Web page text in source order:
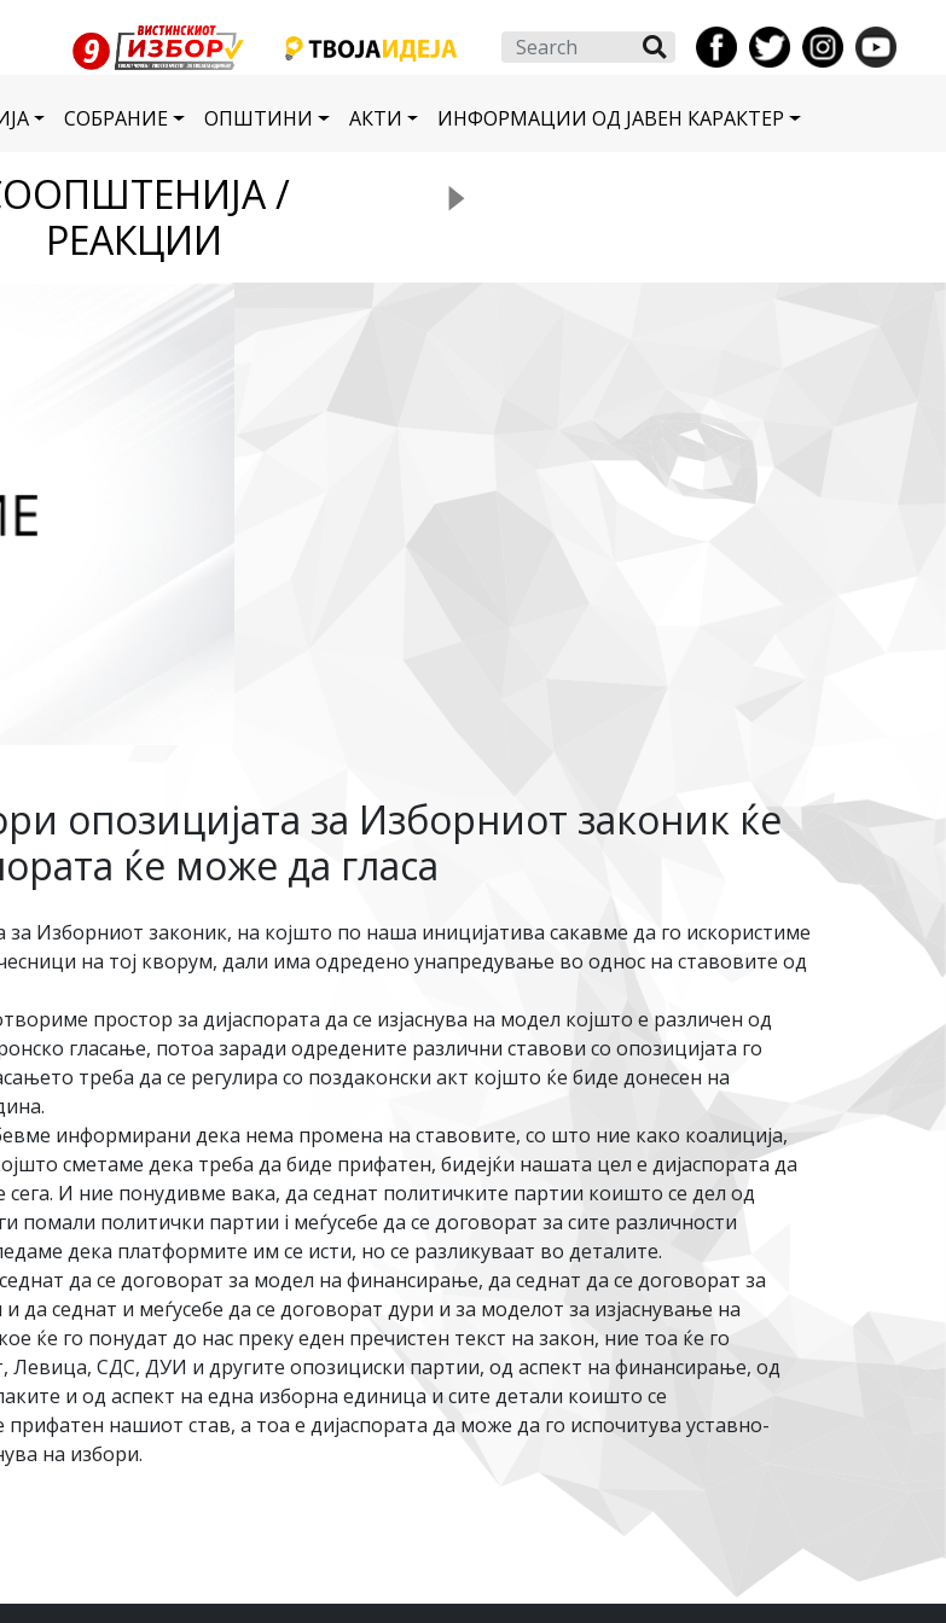
Search
СОБРАНИЕ ОПШТИНИ АКТИ ИНФОРМАЦИИ ОД ЈАВЕН КАРАКТЕР
/
РЕАКЦИИ
опозицијата за Изборниот законик ќе
ќе може да гласа
Изборниот законик, на којшто по наша иницијатива сакавме да го искористиме
на тој кворум, дали има одредено унапредување во однос на ставовите од
простор за дијаспората да се изјаснува на модел којшто е различен од
гласање, потоа заради одредените различни ставови со опозицијата го
треба да се регулира со поздаконски акт којшто ќе биде донесен на
информирани дека нема промена на ставовите, со што ние како коалиција,
сметаме дека треба да биде прифатен, бидејќи нашата цел е дијаспората да
И ние понудивме вака, да седнат политичките партии коишто се дел од
политички партии i меѓусебе да се договорат за сите различности
дека платформите им се исти, но се разликуваат во деталите.
да се договорат за модел на финансирање, да седнат да се договорат за
седнат и меѓусебе да се договорат дури и за моделот за изјаснување на
ќе го понудат до нас преку еден пречистен текст на закон, ние тоа ќе го
СДС, ДУИ и другите опозициски партии, од аспект на финансирање, од
и од аспект на една изборна единица и сите детали коишто се
нашиот став, а тоа е дијаспората да може да го испочитува уставно-
на избори.